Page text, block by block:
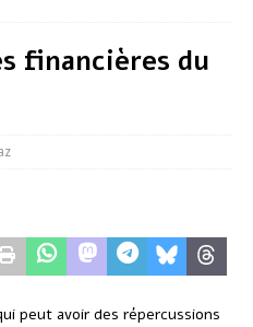
financières du
peut avoir des répercussions